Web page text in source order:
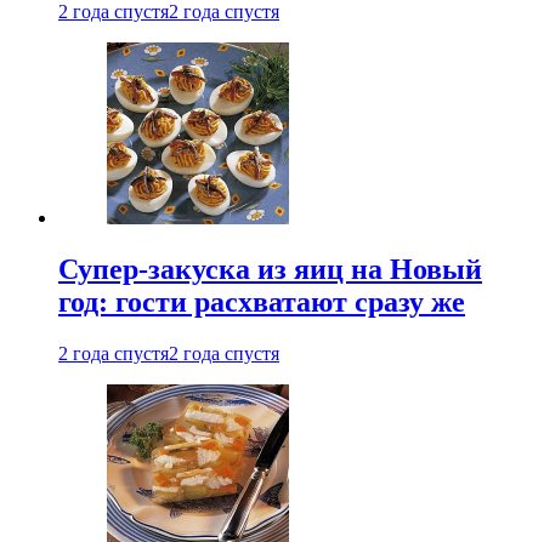
2 года спустя2 года спустя
Супер-закуска из яиц на Новый
год: гости расхватают сразу же
2 года спустя2 года спустя